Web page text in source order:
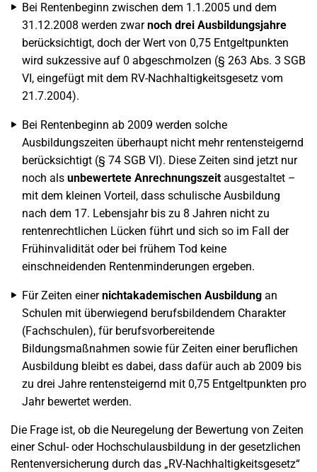
Bei Rentenbeginn zwischen dem 1.1.2005 und dem
31.12.2008 werden zwarnoch drei Ausbildungsjahre
berücksichtigt, doch der Wert von 0,75 Entgeltpunkten
wird sukzessive auf 0 abgeschmolzen (§ 263 Abs. 3 SGB
VI, eingefügt mit dem RV-Nachhaltigkeitsgesetz vom
21.7.2004).
Bei Rentenbeginn ab 2009 werden solche
Ausbildungszeiten überhaupt nicht mehr rentensteigernd
berücksichtigt (§ 74 SGB VI). Diese Zeiten sind jetzt nur
noch als unbewertete Anrechnungszeitausgestaltet –
mit dem kleinen Vorteil, dass schulische Ausbildung
nach dem 17. Lebensjahr bis zu 8 Jahren nicht zu
rentenrechtlichen Lücken führt und sich so im Fall der
Frühinvalidität oder bei frühem Tod keine
einschneidenden Rentenminderungen ergeben.
Für Zeiten einernichtakademischen Ausbildung an
Schulen mit überwiegend berufsbildendem Charakter
(Fachschulen), für berufsvorbereitende
Bildungsmaßnahmen sowie für Zeiten einer beruflichen
Ausbildung bleibt es dabei, dass dafür auch ab 2009 bis
zu drei Jahre rentensteigernd mit 0,75 Entgeltpunkten pro
Jahr bewertet werden.
Die Frage ist, ob die Neuregelung der Bewertung von Zeiten
einer Schul- oder Hochschulausbildung in der gesetzlichen
Rentenversicherung durch das „RV-Nachhaltigkeitsgesetz“